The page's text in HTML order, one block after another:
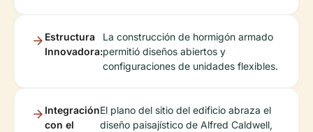
Estructura
Innovadora:
La construcción de hormigón armado
permitió diseños abiertos y
configuraciones de unidades flexibles.
Integración
con el
El plano del sitio del edificio abraza el
diseño paisajístico de Alfred Caldwell,